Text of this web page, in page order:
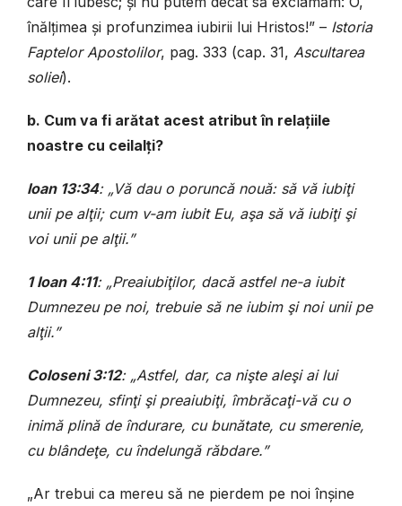
înălțimea și profunzi­mea iubirii lui Hristos!” – Istoria
Faptelor Apostolilor, pag. 333 (cap. 31, Ascul­tarea
soliei).
b. Cum va fi arătat acest atribut în relațiile
noastre cu ceilalți?
Ioan 13:34: „Vă dau o poruncă nouă: să vă iubiţi
unii pe alţii; cum v-am iubit Eu, aşa să vă iubiţi şi
voi unii pe alţii.”
1 Ioan 4:11: „Preaiubiţilor, dacă astfel ne-a iubit
Dumnezeu pe noi, trebuie să ne iubim şi noi unii pe
alţii.”
Coloseni 3:12: „Astfel, dar, ca nişte aleşi ai lui
Dumnezeu, sfinţi şi preaiubiţi, îmbrăcaţi-vă cu o
inimă plină de îndurare, cu bunătate, cu smerenie,
cu blân­deţe, cu îndelungă răbdare.”
„Ar trebui ca mereu să ne pierdem pe noi înșine